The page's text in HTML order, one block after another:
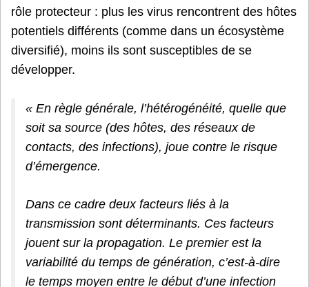
rôle protecteur : plus les virus rencontrent des hôtes
potentiels différents (comme dans un écosystème
diversifié), moins ils sont susceptibles de se
développer.
« En règle générale, l’hétérogénéité, quelle que
soit sa source (des hôtes, des réseaux de
contacts, des infections), joue contre le risque
d’émergence.
Dans ce cadre deux facteurs liés à la
transmission sont déterminants. Ces facteurs
jouent sur la propagation. Le premier est la
variabilité du temps de génération, c’est-à-dire
le temps moyen entre le début d’une infection